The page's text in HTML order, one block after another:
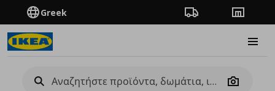
Greek Πορεία παραγγελίας
Camera